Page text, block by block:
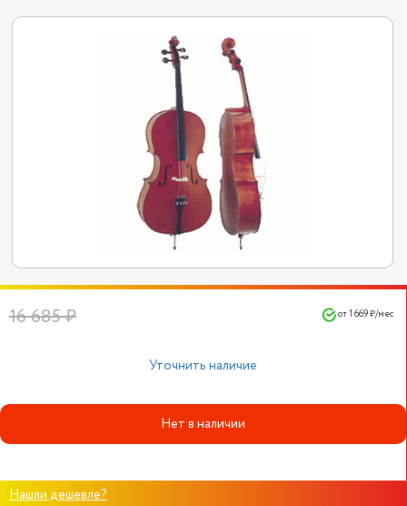
16 685 ₽ от 1 669 ₽/мес
Уточнить наличие
Нет в наличии
Нашли дешевле?